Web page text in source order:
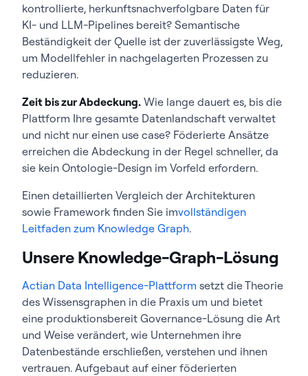
kontrollierte, herkunftsnachverfolgbare Daten für
KI- und LLM-Pipelines bereit? Semantische
Beständigkeit der Quelle ist der zuverlässigste Weg,
um Modellfehler in nachgelagerten Prozessen zu
reduzieren.
Zeit bis zur Abdeckung. Wie lange dauert es, bis die
Plattform Ihre gesamte Datenlandschaft verwaltet
und nicht nur einen use case? Föderierte Ansätze
erreichen die Abdeckung in der Regel schneller, da
sie kein Ontologie-Design im Vorfeld erfordern.
Einen detaillierten Vergleich der Architekturen
sowie Framework finden Sie imvollständigen
Leitfaden zum Knowledge Graph.
Unsere Knowledge-Graph-Lösung
Actian Data Intelligence-Plattform setzt die Theorie
des Wissensgraphen in die Praxis um und bietet
eine produktionsbereit Governance-Lösung die Art
und Weise verändert, wie Unternehmen ihre
Datenbestände erschließen, verstehen und ihnen
vertrauen. Aufgebaut auf einer föderierten